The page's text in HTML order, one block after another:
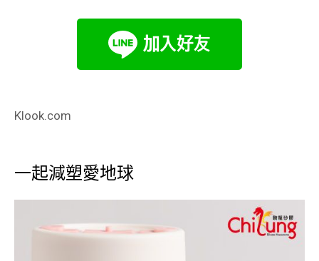
Klook.com
一起減塑愛地球